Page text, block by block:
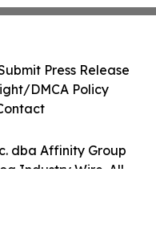
dba Affinity Group
Industry Wire. All
Press Release
DMCA Policy